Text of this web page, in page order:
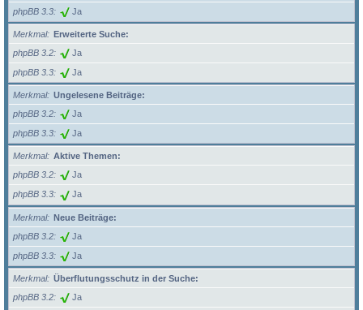
phpBB 3.3 Ja
Merkmal
Erweiterte Suche:
phpBB 3.2
Ja
phpBB 3.3 Ja
Merkmal
Ungelesene Beiträge:
phpBB 3.2
Ja
phpBB 3.3 Ja
Merkmal
Aktive Themen:
phpBB 3.2
Ja
phpBB 3.3 Ja
Merkmal
Neue Beiträge:
phpBB 3.2
Ja
phpBB 3.3 Ja
Merkmal
Überflutungsschutz in der Suche:
phpBB 3.2
Ja